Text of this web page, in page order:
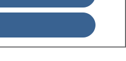
Kontakt